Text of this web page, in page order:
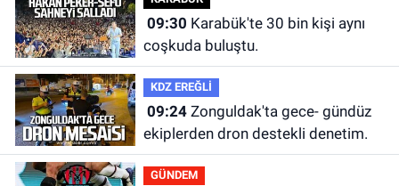
09:30
coşkuda buluştu.
KDZ EREĞLİ
09:24Zonguldak'ta gece- gündüz
ekiplerden dron destekli denetim.
GÜNDEM